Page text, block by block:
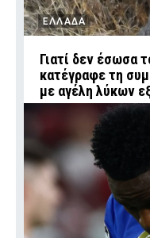
ΕΛΛΑΔΑ
Γιατί δεν έσωσα
κατέγραφε τη
με αγέλη λύκων